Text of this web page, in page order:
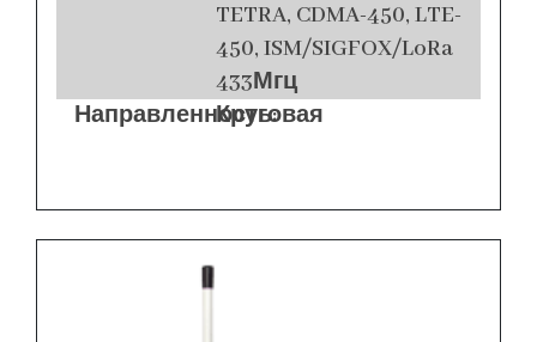
TETRA, CDMA-450, LTE-
450, ISM/SIGFOX/LoRa
433Мгц
Направленность:
Круговая